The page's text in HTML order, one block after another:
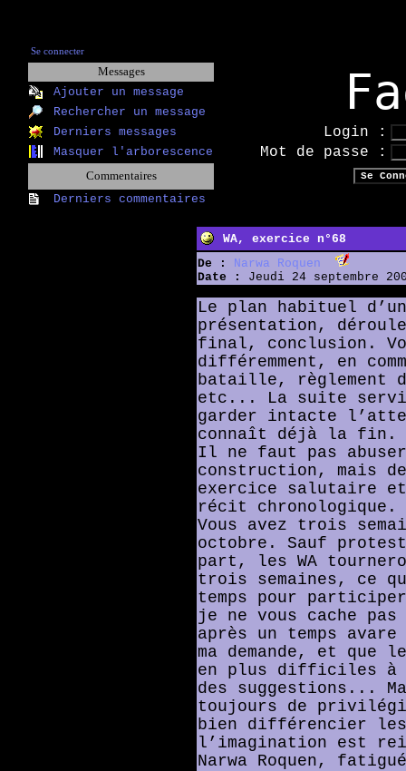
Se connecter
Messages
Ajouter un message
Rechercher un message
Derniers messages
Login :
Masquer l'arborescence Mot de passe :
Commentaires
Derniers commentaires
WA, exercice n°68
De :
Narwa Roquen
Date :
Jeudi 24 septembre
Le plan habituel
présentation,
final, conclusion.
différemment, en
bataille, règlement
etc... La suite
garder intacte
connaît déjà la fin.
Il ne faut pas
construction, mais
exercice salutaire
récit chronologique.
Vous avez trois
octobre. Sauf
part, les WA
trois semaines, ce
temps pour
je ne vous cache pas
après un temps
ma demande, et que
en plus difficiles à
des suggestions...
toujours de
bien différencier les
l’imagination est
Narwa Roquen,